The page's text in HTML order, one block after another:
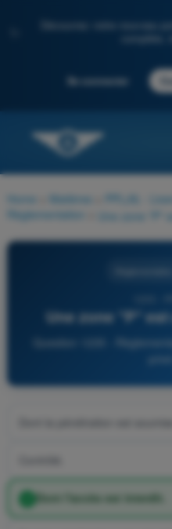
Découvrez notre nouveau
Se connecter
Home Matières PPL(A) -
Règlementation
Une zone "P" est
Dont l'accès est interdit.